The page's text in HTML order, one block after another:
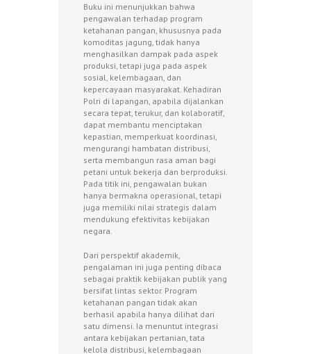
Buku ini menunjukkan bahwa
pengawalan terhadap program
ketahanan pangan, khususnya pada
komoditas jagung, tidak hanya
menghasilkan dampak pada aspek
produksi, tetapi juga pada aspek
sosial, kelembagaan, dan
kepercayaan masyarakat. Kehadiran
Polri di lapangan, apabila dijalankan
se­cara tepat, terukur, dan kolaboratif,
dapat membantu mencipta­kan
kepastian, memperkuat koordinasi,
mengurangi hambatan distribusi,
serta membangun rasa aman bagi
petani untuk bekerja dan berproduksi.
Pada titik ini, penga­walan bukan
hanya ber­makna operasional, tetapi
juga memiliki nilai strategis dalam
mendukung efektivitas kebijakan
negara.
Dari perspektif akademik,
pengalaman ini juga penting dibaca
sebagai praktik kebijakan publik yang
bersifat lintas sektor. Program
ketahanan pangan tidak akan
berhasil apabila hanya dilihat dari
satu dimensi. Ia menuntut integrasi
antara kebijakan pertanian, tata
kelola distribusi, kelembagaan